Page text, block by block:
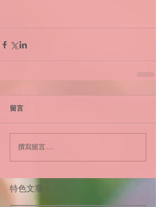
留言
撰寫留言......
​特色文章